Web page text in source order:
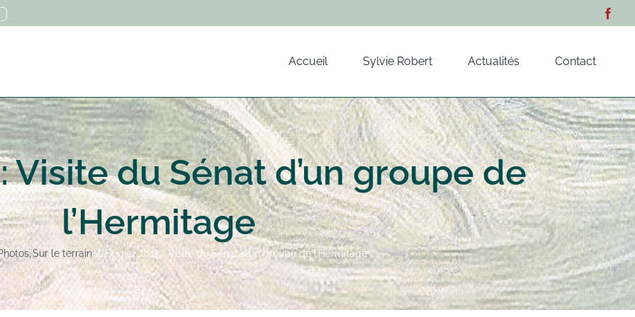
Accueil Sylvie Robert Actualités Contact
Visite du Sénat d’un groupe de
l’Hermitage
Sur le terrain Février 2015 : Visite du Sénat d’un groupe de l’Hermitage